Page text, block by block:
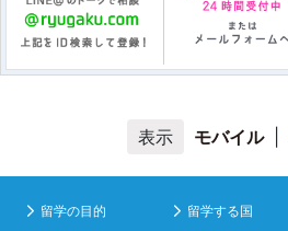
モバイル
留学の目的 留学する国